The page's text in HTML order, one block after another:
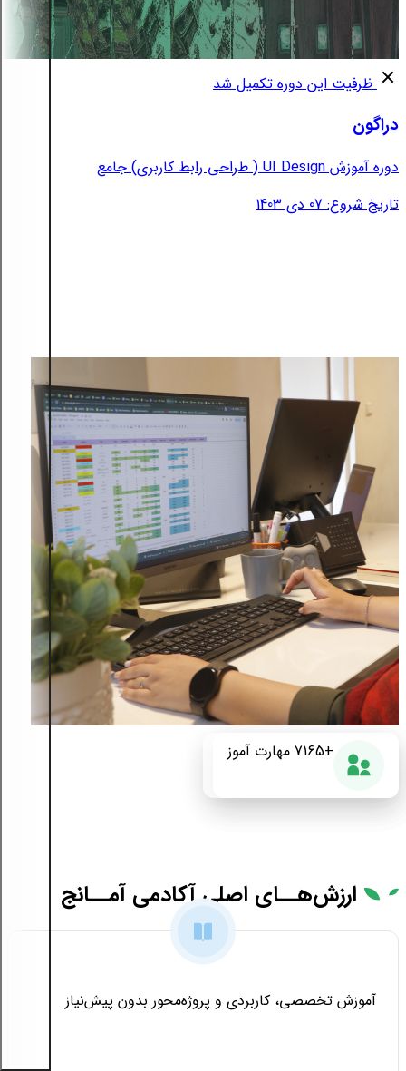
ظرفیت این دوره تکمیل شد
دراگون
دوره آموزش UI Design ( طراحی رابط کاربری) جامع
تاریخ شروع: 07 دی 1403
+175 دوره آموزشی 87% رضایت از دوره +7165 مهارت آموز
ارزش‌هــای اصلی آکادمی آمــانج
آموزش تخصصی، کاربردی و پروژه‌محور بدون پیش‌نیاز